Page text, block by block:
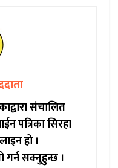
संचालित
पत्रिका सिरहा
हो ।
सक्नुहुन्छ ।